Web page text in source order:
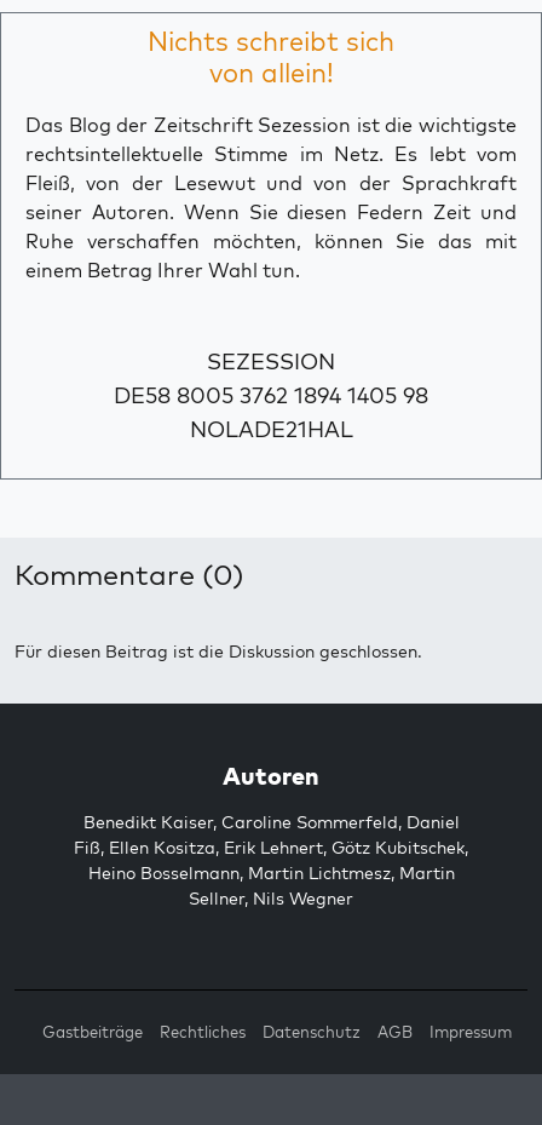
Nichts schreibt sich
von allein!
Das Blog der Zeitschrift Sezession ist die wichtigste
rechtsintellektuelle Stimme im Netz. Es lebt vom
Fleiß, von der Lesewut und von der Sprachkraft
seiner Autoren. Wenn Sie diesen Federn Zeit und
Ruhe verschaffen möchten, können Sie das mit
einem Betrag Ihrer Wahl tun.
SEZESSION
DE58 8005 3762 1894 1405 98
NOLADE21HAL
Kommentare (0)
Für diesen Beitrag ist die Diskussion geschlossen.
Autoren
Benedikt Kaiser, Caroline Sommerfeld, Daniel
Fiß, Ellen Kositza, Erik Lehnert, Götz Kubitschek,
Heino Bosselmann, Martin Lichtmesz, Martin
Sellner, Nils Wegner
Gastbeiträge Rechtliches Datenschutz AGB Impressum